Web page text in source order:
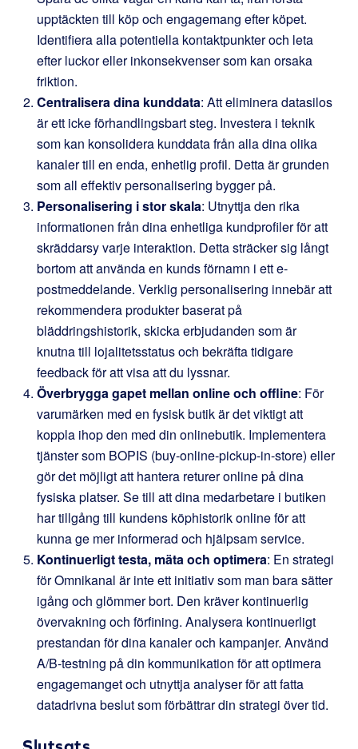
upptäckten till köp och engagemang efter köpet.
Identifiera alla potentiella kontaktpunkter och leta
efter luckor eller inkonsekvenser som kan orsaka
friktion.
Centralisera dina kunddata: Att eliminera datasilos
är ett icke förhandlingsbart steg. Investera i teknik
som kan konsolidera kunddata från alla dina olika
kanaler till en enda, enhetlig profil. Detta är grunden
som all effektiv personalisering bygger på.
Personalisering i stor skala: Utnyttja den rika
informationen från dina enhetliga kundprofiler för att
skräddarsy varje interaktion. Detta sträcker sig långt
bortom att använda en kunds förnamn i ett e-
postmeddelande. Verklig personalisering innebär att
rekommendera produkter baserat på
bläddringshistorik, skicka erbjudanden som är
knutna till lojalitetsstatus och bekräfta tidigare
feedback för att visa att du lyssnar.
Överbrygga gapet mellan online och offline: För
varumärken med en fysisk butik är det viktigt att
koppla ihop den med din onlinebutik. Implementera
tjänster som BOPIS (buy-online-pickup-in-store) eller
gör det möjligt att hantera returer online på dina
fysiska platser. Se till att dina medarbetare i butiken
har tillgång till kundens köphistorik online för att
kunna ge mer informerad och hjälpsam service.
Kontinuerligt testa, mäta och optimera: En strategi
för Omnikanal är inte ett initiativ som man bara sätter
igång och glömmer bort. Den kräver kontinuerlig
övervakning och förfining. Analysera kontinuerligt
prestandan för dina kanaler och kampanjer. Använd
A/B-testning på din kommunikation för att optimera
engagemanget och utnyttja analyser för att fatta
datadrivna beslut som förbättrar din strategi över tid.